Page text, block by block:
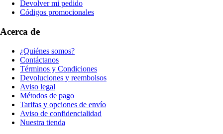
Devolver mi pedido
Códigos promocionales
Acerca de
¿Quiénes somos?
Contáctanos
Términos y Condiciones
Devoluciones y reembolsos
Aviso legal
Métodos de pago
Tarifas y opciones de envío
Aviso de confidencialidad
Nuestra tienda